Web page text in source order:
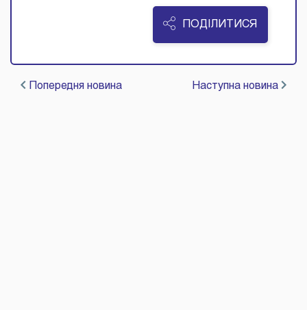
ПОДІЛИТИСЯ
Попередня новина Наступна новина